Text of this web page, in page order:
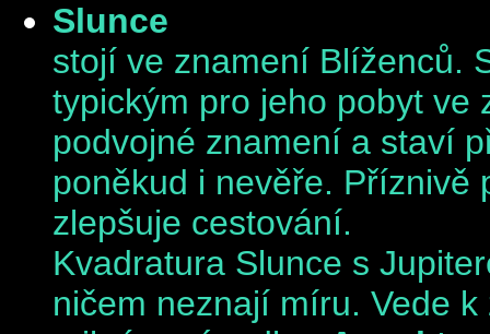
Slunce
stojí ve znamení Blíženců.
typickým pro jeho pobyt ve
podvojné znamení a staví
poněkud i nevěře. Příznivě
zlepšuje cestování.
Kvadratura Slunce s
ničem neznají míru. Vede